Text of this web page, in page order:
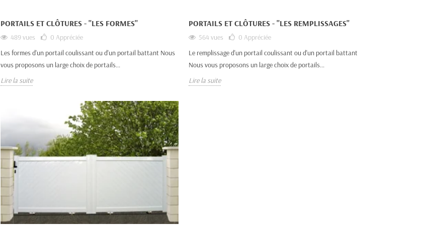
PORTAILS ET CLÔTURES - "LES FORMES"
489 vues 0Appréciée
Les formes d'un portail coulissant ou d'un portail battant Nous
vous proposons un large choix de portails...
Lire la suite
PORTAILS ET CLÔTURES - "LES REMPLISSAGES"
564 vues 0 Appréciée
Le remplissage d'un portail coulissant ou d'un portail battant
Nous vous proposons un large choix de portails...
Lire la suite